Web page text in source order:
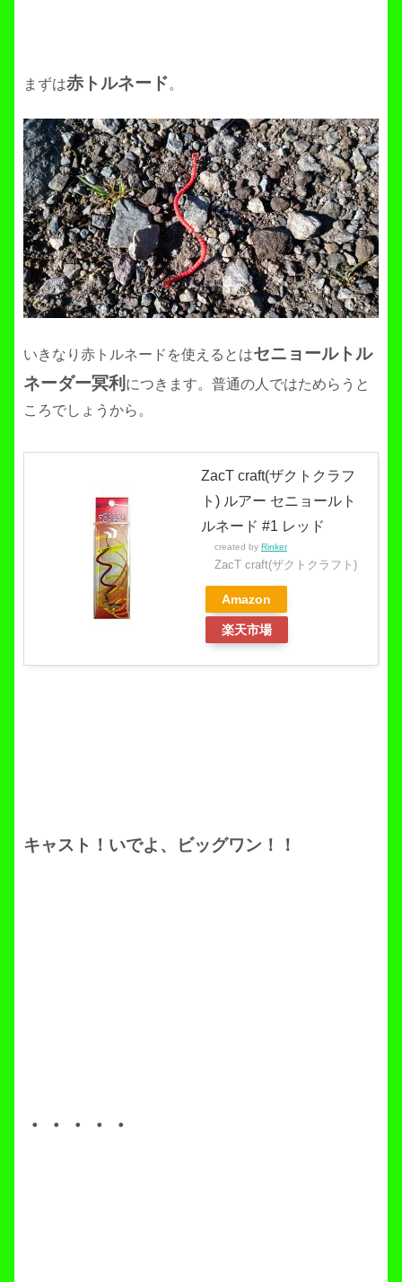
まずは赤トルネード。
いきなり赤トルネードを使えるとはセニョールトル
ネーダー冥利 につきます。普通の人ではためらうと
ころでしょうから。
ZacT craft(ザクトクラフ
ト) ルアー セニョールト
ルネード #1 レッド
created by Rinker
ZacT craft(ザクトクラフト)
Amazon
楽天市場
キャスト！いでよ、ビッグワン！！
・・・・・